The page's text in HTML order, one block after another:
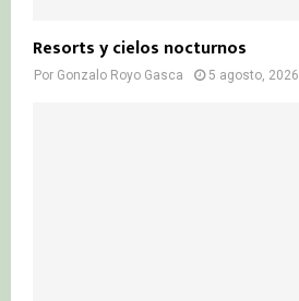
Resorts y cielos nocturnos
Por Gonzalo Royo Gasca 5 agosto, 2026